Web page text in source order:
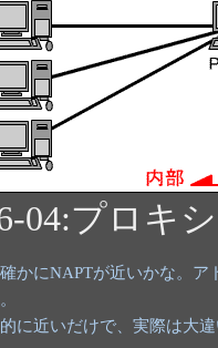
04:プロキ
かにNAPTが近いかな。
に近いだけで、実際は大